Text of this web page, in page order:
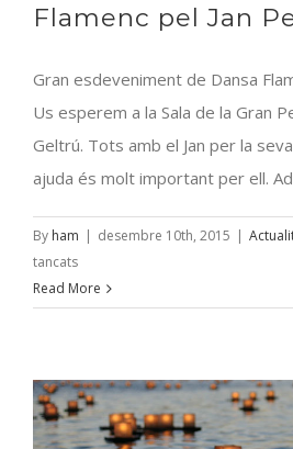
Flamenc pel Jan
Gran esdeveniment de Dansa
Us esperem a la Sala de la Gran
Geltrú. Tots amb el Jan per la
ajuda és molt important per ell.
By ham | desembre 10th, 2015 |
tancatsa
Flamenc
pel
Read More